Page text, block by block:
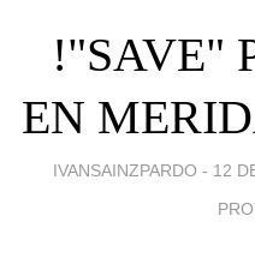
!"SAVE"
EN
IVANSAINZPARDO - 12